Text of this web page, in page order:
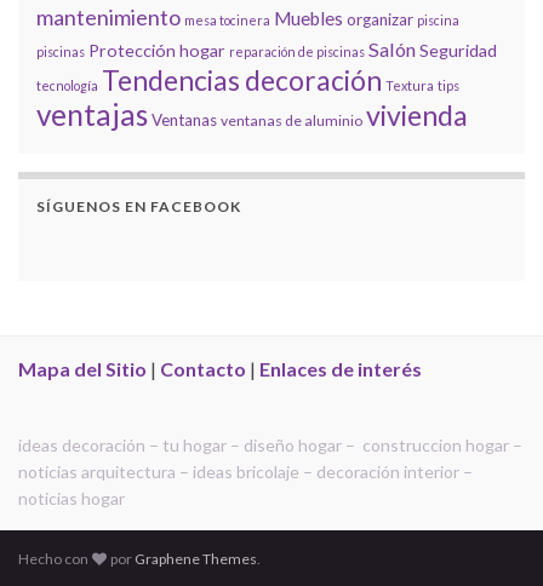
mantenimiento mesa tocinera Muebles organizar piscina
piscinas Protección hogar reparación de piscinas SalónSeguridad
tecnología Tendencias decoración Textura tips
ventajasVentanas ventanas de aluminio vivienda
SÍGUENOS EN FACEBOOK
Mapa del Sitio | Contacto | Enlaces de interés
ideas decoración – tu hogar – diseño hogar – construccion hogar –
noticias arquitectura – ideas bricolaje – decoración interior –
noticias hogar
Hecho con por Graphene Themes